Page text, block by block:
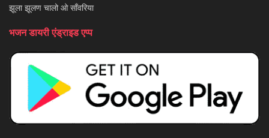
झूला झूलण चालो ओ साँवरिया
भजन डायरी एंड्राइड एप्प